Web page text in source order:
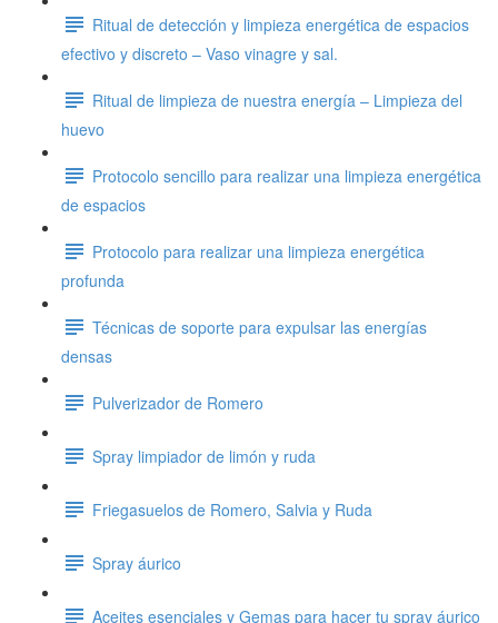
Ritual de detección y limpieza energética de espacios
efectivo y discreto – Vaso vinagre y sal.
Ritual de limpieza de nuestra energía – Limpieza del
huevo
Protocolo sencillo para realizar una limpieza energética
de espacios
Protocolo para realizar una limpieza energética
profunda
Técnicas de soporte para expulsar las energías
densas
Pulverizador de Romero
Spray limpiador de limón y ruda
Friegasuelos de Romero, Salvia y Ruda
Spray áurico
Aceites esenciales y Gemas para hacer tu spray áurico